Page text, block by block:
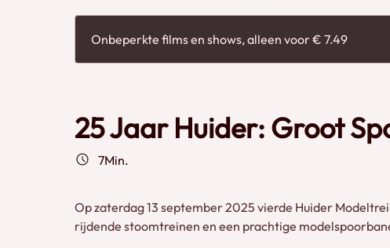
Onbeperkte films en shows, alleen voor € 7.49
25 Jaar Huider: Groot
7Min.
Op zaterdag 13 september 2025 vierde Huider
rijdende stoomtreinen en een prachtige